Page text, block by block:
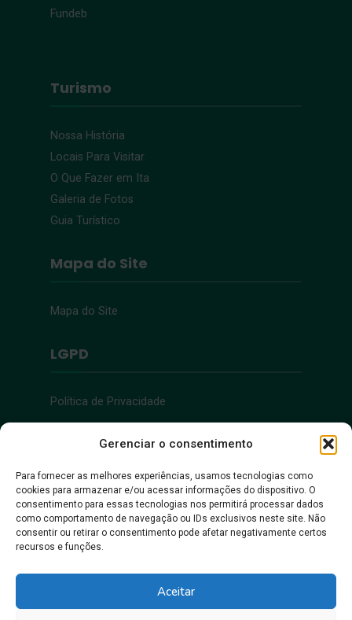
Gerenciar o consentimento
Para fornecer as melhores experiências, usamos tecnologias como
cookies para armazenar e/ou acessar informações do dispositivo. O
consentimento para essas tecnologias nos permitirá processar dados
como comportamento de navegação ou IDs exclusivos neste site. Não
consentir ou retirar o consentimento pode afetar negativamente certos
recursos e funções.
Aceitar
Fundeb
Turismo
Nossa História
Locais Para Visitar
O Que Fazer em Ita
Galeria de Fotos
Guia Turístico
Mapa do Site
Mapa do Site
LGPD
Política de Privacidade
Acessibilidade
Acessibilidade